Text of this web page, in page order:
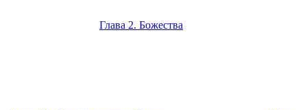
Глава 2. Божества